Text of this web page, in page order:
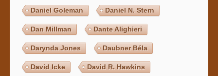
Daniel Goleman Daniel N. Stern
Dan Millman Dante Alighieri
Darynda Jones Daubner Béla
David Icke David R. Hawkins